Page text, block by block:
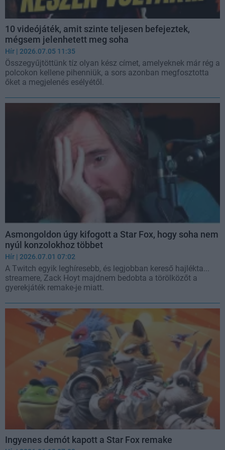
10 videójáték, amit szinte teljesen befejeztek,
mégsem jelenhetett meg soha
Hír | 2026.07.05 11:35
Összegyűjtöttünk tíz olyan kész címet, amelyeknek már rég a
polcokon kellene pihenniük, a sors azonban megfosztotta
őket a megjelenés esélyétől.
Asmongoldon úgy kifogott a Star Fox, hogy soha nem
nyúl konzolokhoz többet
Hír | 2026.07.01 07:02
A Twitch egyik leghíresebb, és legjobban kereső hajlékta...
streamere, Zack Hoyt majdnem bedobta a törölközőt a
gyerekjáték remake-je miatt.
Ingyenes demót kapott a Star Fox remake